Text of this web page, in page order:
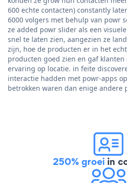
600 echte contacten) constantly
6000 volgers met behulp van powr
ze added powr slider als een
snel te laten zien, aangezien ze
zijn, hoe de producten er in het
producten goed zien en gaf
ervaring op locatie. in feite
interactie hadden met powr-apps
betrokken waren dan enige andere
250% groei in